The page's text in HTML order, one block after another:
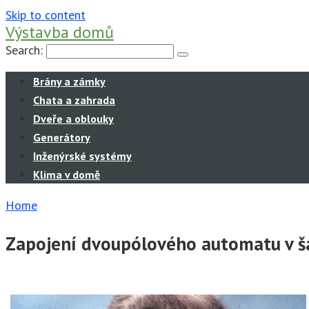
Skip to content
Výstavba domů
Search:
Brány a zámky
Chata a zahrada
Dveře a oblouky
Generátory
Inženýrské systémy
Klima v domě
Home
Zapojení dvoupólového automatu v